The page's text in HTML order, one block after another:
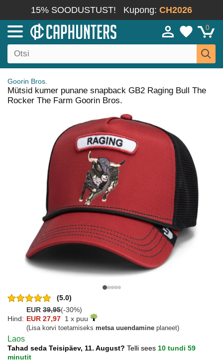
15% SOODUSTUST! Kupong: CH2026
0
Goorin Bros.
Mütsid kumer punane snapback GB2 Raging Bull The
Rocker The Farm Goorin Bros.
(5.0)
EUR 39,95(-30%)
Hind: EUR 27,97 1 x puu
(Lisa korvi toetamiseks metsa uuendamine planeet)
Laos
Tahad seda Teisipäev, 11. August? Telli sees 10 tundi 59
minutit